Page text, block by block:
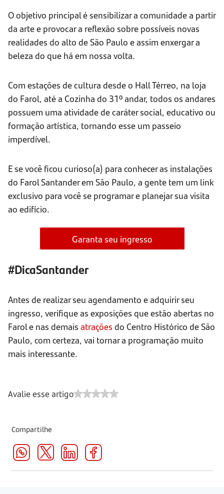
O objetivo principal é sensibilizar a comunidade a partir
da arte e provocar a reflexão sobre possíveis novas
realidades do alto de São Paulo e assim enxergar a
beleza do que há em nossa volta.
Com estações de cultura desde o Hall Térreo, na loja
do Farol, até a Cozinha do 31º andar, todos os andares
possuem uma atividade de caráter social, educativo ou
formação artística, tornando esse um passeio
imperdível.
E se você ficou curioso(a) para conhecer as instalações
do Farol Santander em São Paulo, a gente tem um link
exclusivo para você se programar e planejar sua visita
ao edifício.
Garanta seu ingresso
#DicaSantander
Antes de realizar seu agendamento e adquirir seu
ingresso, verifique as exposições que estão abertas no
Farol e nas demais atrações do Centro Histórico de São
Paulo, com certeza, vai tornar a programação muito
mais interessante.
Avalie esse artigo
Compartilhe